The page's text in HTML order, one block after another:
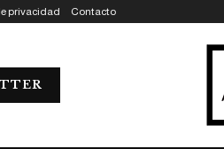
privacidad Contacto